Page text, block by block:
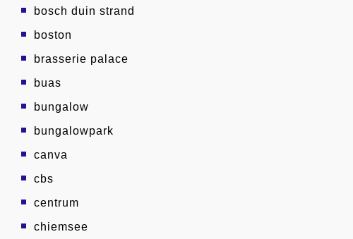
bosch duin strand
boston
brasserie palace
buas
bungalow
bungalowpark
canva
cbs
centrum
chiemsee